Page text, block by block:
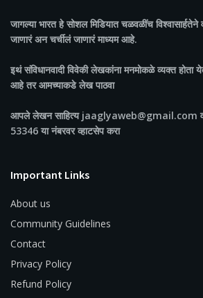
जागल्या भारतहे सोशल मिडियात चळवळींच
जाणारं अन चर्चीलं जाणारं माध्यम आहे.
इथं संविधानवादी विवेकी लेखकांना मनमोकळे व्यक्त होता
आहे तर आमच्याकडे लेख पाठवा
आपले लेखन साहित्य jaaglyaweb@gmail.com वर
53346 या नंबरवर व्हाटसेप करा
Important Links
About us
Community Guidelines
Contact
Privacy Policy
Refund Policy